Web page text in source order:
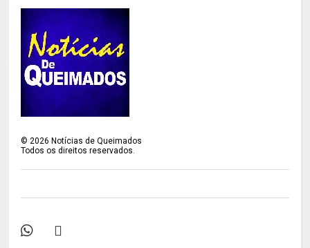
© 2026 Notícias de Queimados
Todos os direitos reservados.